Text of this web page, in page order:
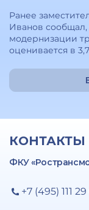
Ранее
Иванов сообщал,
модернизации
оценивается в
КОНТАКТЫ
ФКУ
+7 (495) 111 29